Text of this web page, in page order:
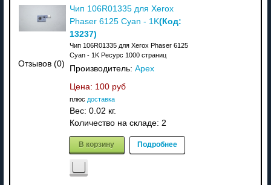
Отзывов (0)
Чип 106R01335 для Xerox
Phaser 6125 Cyan - 1K(Код:
13237)
Чип 106R01335 для Xerox Phaser 6125
Cyan - 1K Ресурс 1000 страниц
Производитель: Apex
Цена: 100 руб
плюс доставка
Вес: 0.02 кг.
Количество на складе: 2
В корзину Подробнее